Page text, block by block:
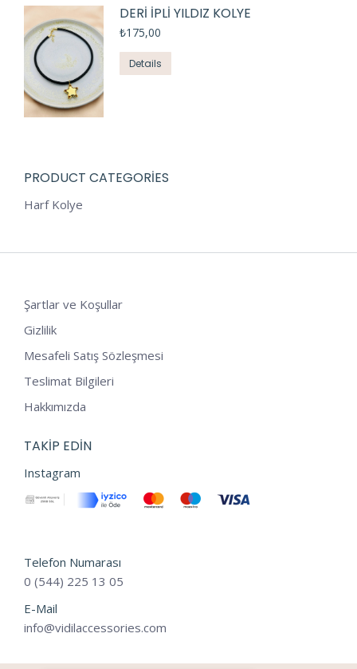
DERİ İPLİ YILDIZ KOLYE
₺175,00
Details
PRODUCT CATEGORIES
Harf Kolye
Şartlar ve Koşullar
Gizlilik
Mesafeli Satış Sözleşmesi
Teslimat Bilgileri
Hakkımızda
TAKIP EDIN
Instagram
Telefon Numarası
0 (544) 225 13 05
E-Mail
info@vidilaccessories.com